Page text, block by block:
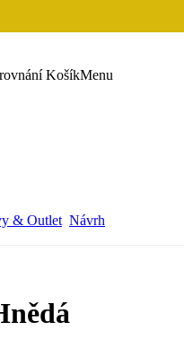
KošíkMenu
& Outlet Návrh